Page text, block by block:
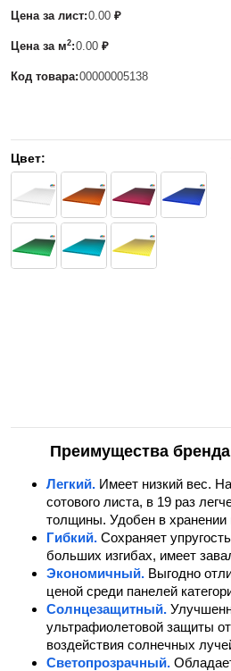
Цена за лист:0.00 ₽
Цена за м2:0.00 ₽
Код товара:00000005138
Цвет:
Преимущества бренда
Легкий. Имеет низкий вес.
сотового листа, в 19 раз
толщины. Удобен в хранении
Гибкий. Сохраняет
больших изгибах, имеет
Экономичный. Выгодно
ценой среди панелей
Солнцезащитный.
ультрафиолетовой защиты
воздействия солнечных
Светопрозрачный.